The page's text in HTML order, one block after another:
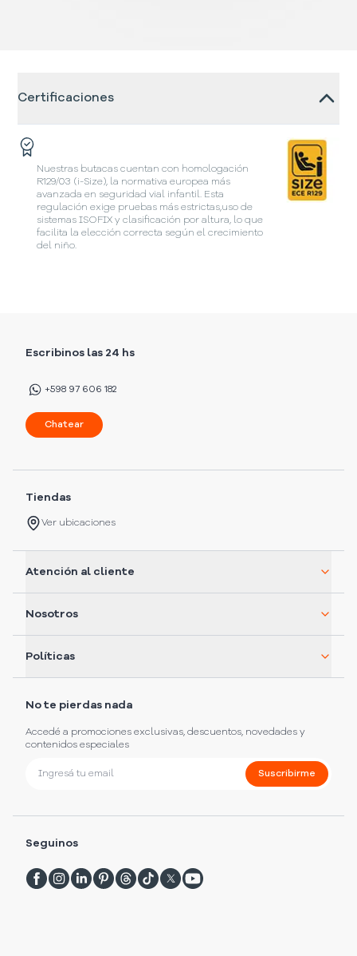
Certificaciones
Nuestras butacas cuentan con homologación
R129/03 (i-Size), la normativa europea más
avanzada en seguridad vial infantil. Esta
regulación exige pruebas más estrictas,uso de
sistemas ISOFIX y clasificación por altura, lo que
facilita la elección correcta según el crecimiento
del niño.
Escribinos las 24 hs
+598 97 606 182
Chatear
Tiendas
Ver ubicaciones
Atención al cliente
Nosotros
Políticas
No te pierdas nada
Accedé a promociones exclusivas, descuentos, novedades y
contenidos especiales
Suscribirme
Seguinos